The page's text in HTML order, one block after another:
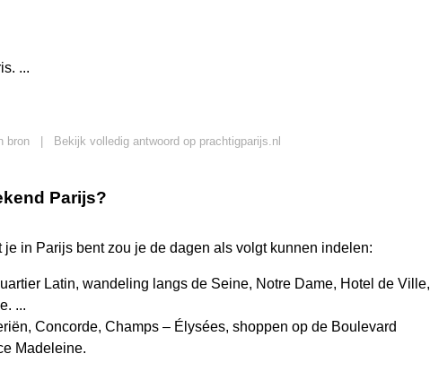
...
bron Bekijk volledig antwoord op prachtigparijs.nl
Parijs?
in Parijs bent zou je de dagen als volgt kunnen indelen:
Latin, wandeling langs de Seine, Notre Dame, Hotel de Ville,
...
Concorde, Champs – Élysées, shoppen op de Boulevard
Madeleine.